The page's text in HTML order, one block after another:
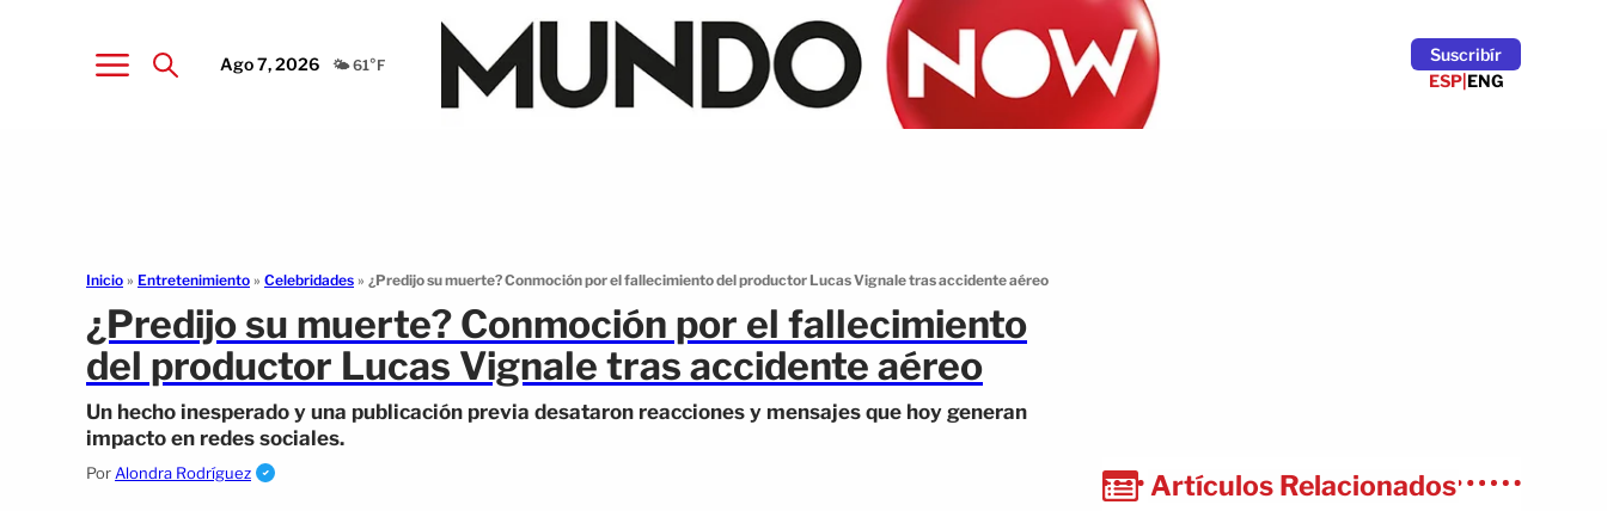
Ago 7, 2026 🌤️ 61°F
Suscribír
ESP|ENG
Inicio » Entretenimiento » Celebridades » ¿Predijo su muerte? Conmoción por el fallecimiento del productor Lucas Vignale tras accidente aéreo
¿Predijo su muerte? Conmoción por el fallecimiento
del productor Lucas Vignale tras accidente aéreo
Un hecho inesperado y una publicación previa desataron reacciones y mensajes que hoy generan
impacto en redes sociales.
Por Alondra Rodríguez Artículos Relacionados